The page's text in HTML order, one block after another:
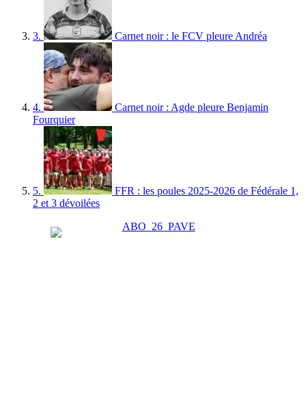
3. Carnet noir : le FCV pleure Andréa
4.
Carnet noir : Agde pleure Benjamin
Fourquier
5.
FFR : les poules 2025-2026 de Fédérale 1,
2 et 3 dévoilées